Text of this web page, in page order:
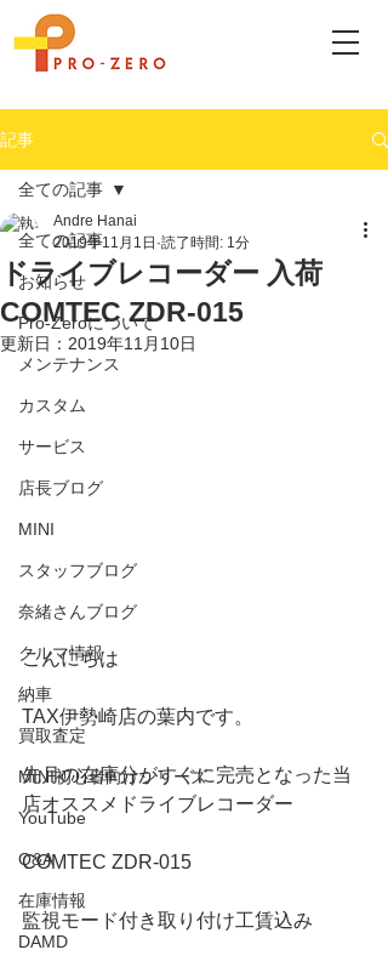
記事
全ての記事
お知らせ
Pro-Zeroについて
メンテナンス
カスタム
サービス
店長ブログ
MINI
スタッフブログ
奈緒さんブログ
クルマ情報
納車
買取査定
MINI初心者向けシリーズ
YouTube
Q&A
在庫情報
DAMD
全ての記事
ドライブレコーダー 入荷
COMTEC ZDR-015
Andre Hanai
2019年11月1日 読了時間: 1分
更新日： 2019年11月10日
こんにちは
TAX伊勢崎店の葉内です。
先月の在庫分がすぐに完売となった当
店オススメドライブレコーダー
COMTEC ZDR-015
監視モード付き取り付け工賃込み